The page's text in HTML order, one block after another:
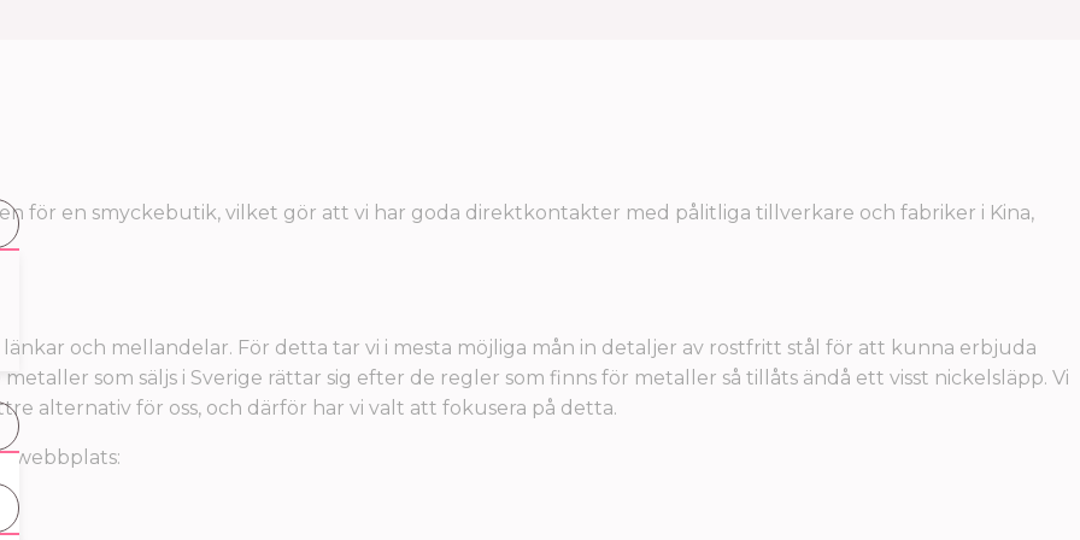
för en smyckebutik, vilket gör att vi har goda direktkontakter med pålitliga tillverkare och fabriker i Kina,
och mellandelar. För detta tar vi i mesta möjliga mån in detaljer av rostfritt stål för att kunna erbjuda
som säljs i Sverige rättar sig efter de regler som finns för metaller så tillåts ändå ett visst nickelsläpp. Vi
alternativ för oss, och därför har vi valt att fokusera på detta.
webbplats: